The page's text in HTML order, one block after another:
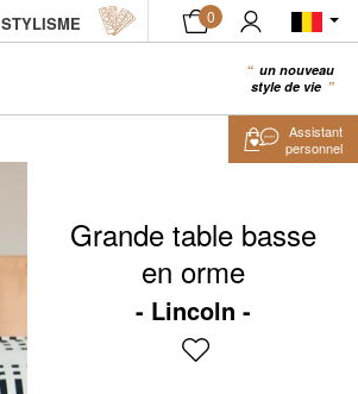
STYLISME 0
un nouveau
style de vie
AJOUTER AU PANIER
Grande table basse
en orme
Lincoln
Assistant
personnel